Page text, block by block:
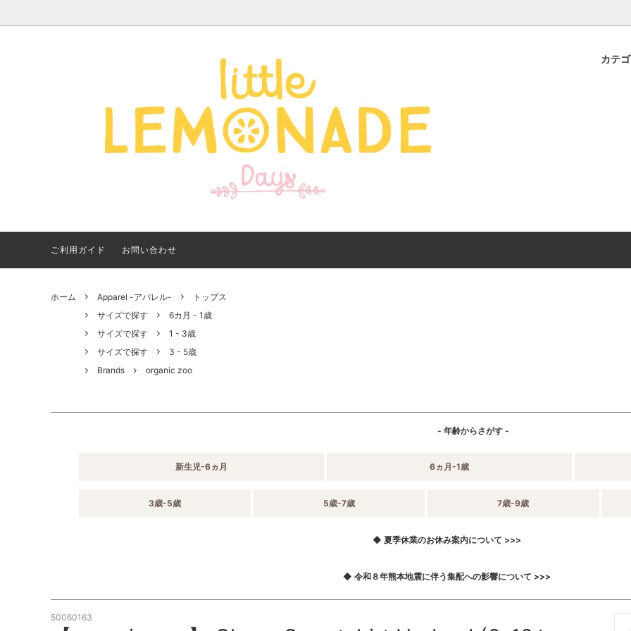
カテ
Apparel -アパレル- Goods - 雑貨 -
サイズで探す Brands
【夏アイテム特集】 2026
年最新！子ども用水着・浮
き輪 アイテム
【出産ギフト特集】 出産祝
いにおすすめのアイテムを
ご紹介
ご利用ガイド お問い合わせ
ホーム Apparel -アパレル-
トップス
サイズで探す
6カ月 - 1歳
サイズで探す
1 - 3歳
サイズで探す
3 - 5歳
Brands
organic zoo
- 年齢からさがす -
新生児-6ヵ月 6ヵ月-1歳
3歳-5歳 5歳-7歳 7歳-9歳
◆ 夏季休業のお休み案内について >>>
◆ 令和８年熊本地震に伴う集配への影響について >>>
50060163